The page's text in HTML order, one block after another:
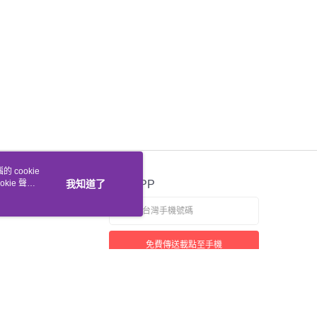
官方APP
免費傳送載點至手機
的 cookie
聲明
我知道了